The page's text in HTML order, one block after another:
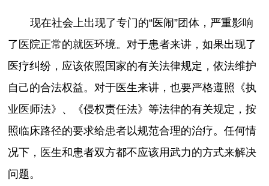
现在社会上出现了专门的“医闹”团体，严重影响
了医院正常的就医环境。对于患者来讲，如果出现了
医疗纠纷，应该依照国家的有关法律规定，依法维护
自己的合法权益。对于医生来讲，也要严格遵照《执
业医师法》、《侵权责任法》等法律的有关规定，按
照临床路径的要求给患者以规范合理的治疗。任何情
况下，医生和患者双方都不应该用武力的方式来解决
问题。